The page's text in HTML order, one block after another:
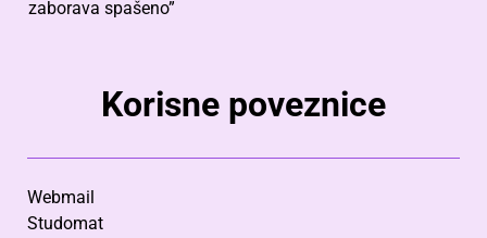
zaborava spašeno”
Korisne poveznice
Webmail
Studomat